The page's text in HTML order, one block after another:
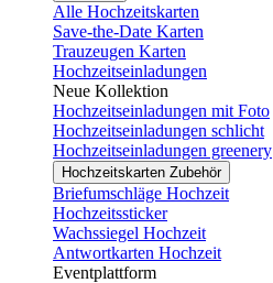
Alle Hochzeitskarten
Save-the-Date Karten
Trauzeugen Karten
Hochzeitseinladungen
Neue Kollektion
Hochzeitseinladungen mit Foto
Hochzeitseinladungen schlicht
Hochzeitseinladungen greenery
Hochzeitskarten Zubehör
Briefumschläge Hochzeit
Hochzeitssticker
Wachssiegel Hochzeit
Antwortkarten Hochzeit
Eventplattform